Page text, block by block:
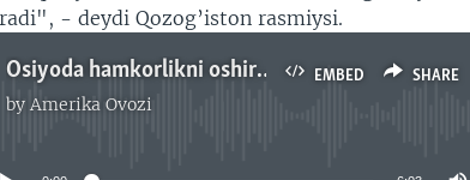
- deydi Qozog’iston rasmiysi.
EMBED SHARE
Osiyoda hamkorlikni oshirishga xizmat qiluvchi tashkilot faoliyati haqida
byAmerika Ovozi
source currently available